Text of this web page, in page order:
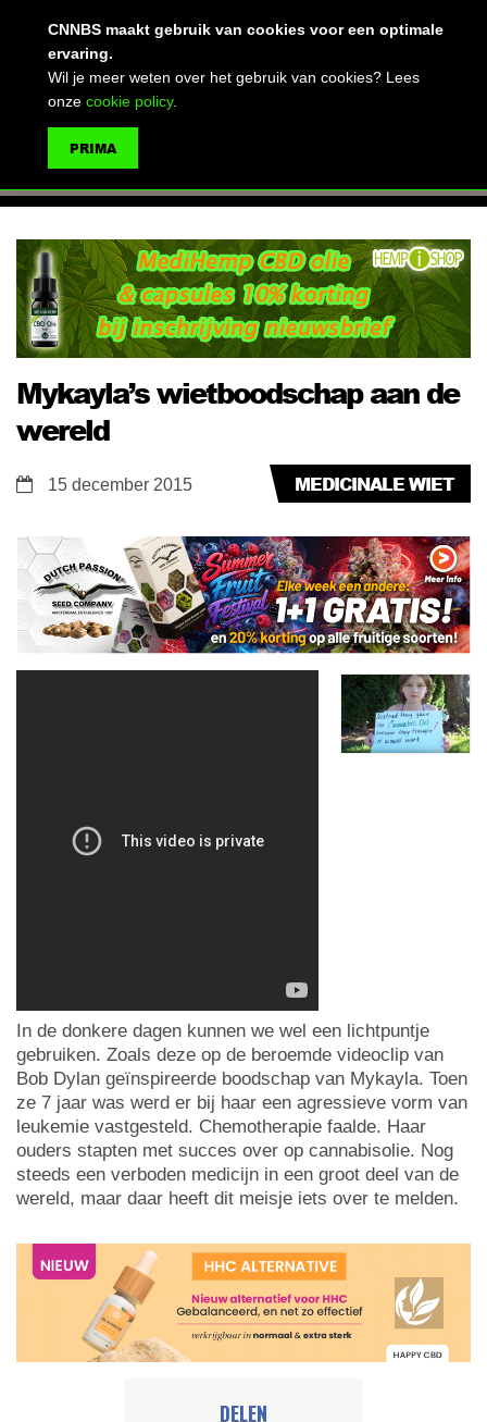
Mykayla’s wietboodschap aan de
wereld
MEDICINALE WIET
15 december 2015
In de donkere dagen kunnen we wel een lichtpuntje
gebruiken. Zoals deze op de beroemde videoclip van
Bob Dylan geïnspireerde boodschap van Mykayla. Toen
ze 7 jaar was werd er bij haar een agressieve vorm van
leukemie vastgesteld. Chemotherapie faalde. Haar
ouders stapten met succes over op cannabisolie. Nog
steeds een verboden medicijn in een groot deel van de
wereld, maar daar heeft dit meisje iets over te melden.
DELEN
CNNBS maakt gebruik van cookies voor een optimale
ervaring.
Wil je meer weten over het gebruik van cookies? Lees
onze cookie policy.
PRIMA